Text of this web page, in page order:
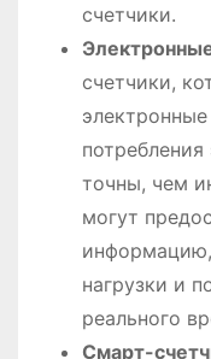
счетчики.
счетчики,
точны, чем
могут
нагрузки и
реального
Смарт-